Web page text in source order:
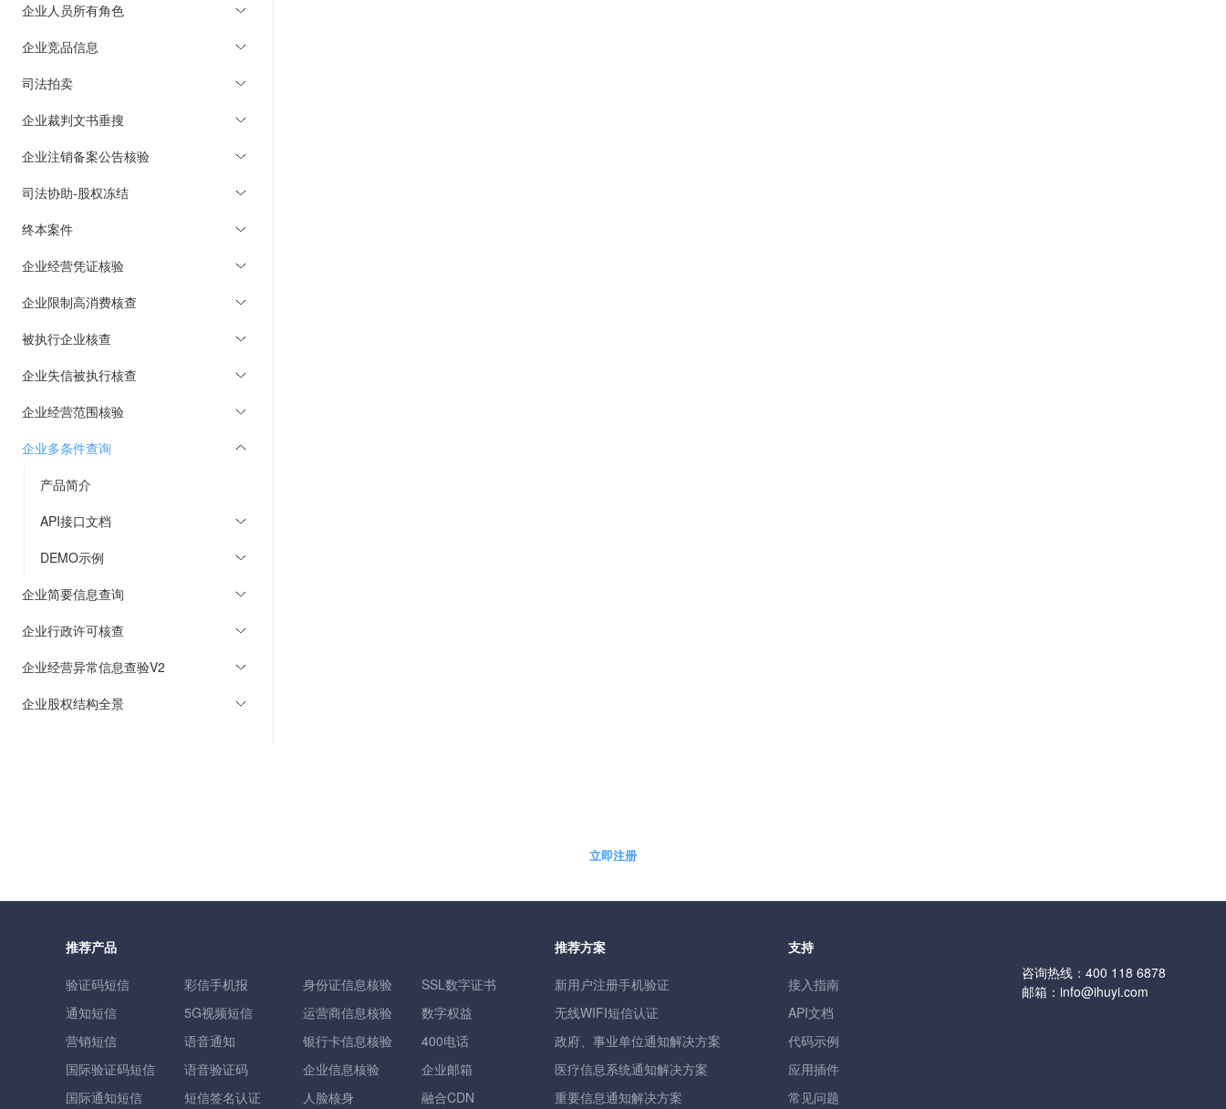
企业人员所有角色
企业竞品信息
司法拍卖
企业裁判文书垂搜
企业注销备案公告核验
司法协助-股权冻结
终本案件
企业经营凭证核验
企业限制高消费核查
被执行企业核查
企业失信被执行核查
企业经营范围核验
企业多条件查询
产品简介
API接口文档
DEMO示例
企业简要信息查询
企业行政许可核查
企业经营异常信息查验V2
企业股权结构全景
立即注册
推荐产品
验证码短信
通知短信
营销短信
国际验证码短信
国际通知短信
彩信手机报
5G视频短信
语音通知
语音验证码
短信签名认证
身份证信息核验
运营商信息核验
银行卡信息核验
企业信息核验
人脸核身
SSL数字证书
数字权益
400电话
企业邮箱
融合CDN
推荐方案
新用户注册手机验证
无线WIFI短信认证
政府、事业单位通知解决方案
医疗信息系统通知解决方案
重要信息通知解决方案
支持
接入指南
API文档
代码示例
应用插件
常见问题
咨询热线： 400 118 6878
邮箱： info@ihuyi.com